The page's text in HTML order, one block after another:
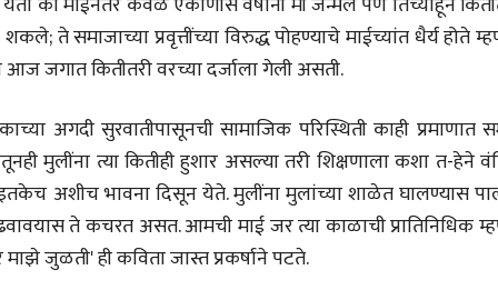
ते समाजाच्या प्रवृत्तींच्या विरुद्ध पोहण्याचे माईच्यांत धैर्य होते
जगात कितीतरी वरच्या दर्जाला गेली असती.
अगदी सुरवातीपासूनची सामाजिक परिस्थिती काही प्रमाणात
मुलींना त्या कितीही हुशार असल्या तरी शिक्षणाला कशा त-हेने
अशीच भावना दिसून येते. मुलींना मुलांच्या शाळेत घालण्यास
ते कचरत असत. आमची माई जर त्या काळाची प्रातिनिधिक
जुळती' ही कविता जास्त प्रकर्षाने पटते.